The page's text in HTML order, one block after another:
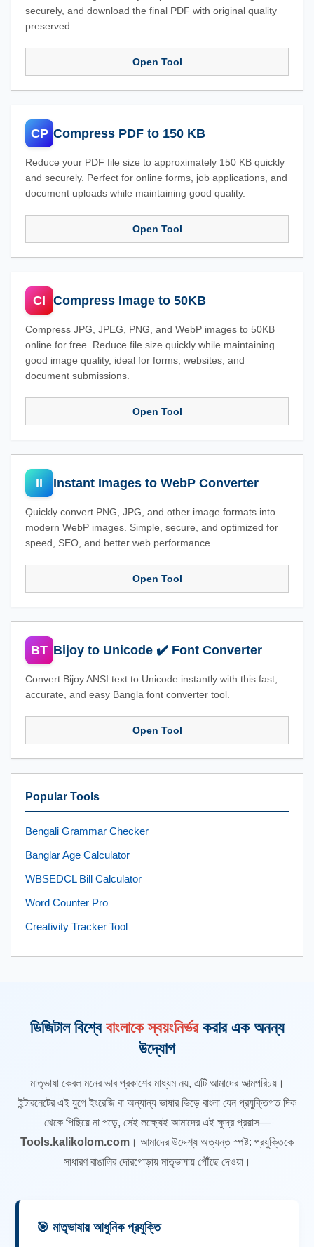
securely, and download the final PDF with original quality
preserved.
Open Tool
CP Compress PDF to 150 KB
Reduce your PDF file size to approximately 150 KB quickly
and securely. Perfect for online forms, job applications, and
document uploads while maintaining good quality.
Open Tool
CI Compress Image to 50KB
Compress JPG, JPEG, PNG, and WebP images to 50KB
online for free. Reduce file size quickly while maintaining
good image quality, ideal for forms, websites, and
document submissions.
Open Tool
II Instant Images to WebP Converter
Quickly convert PNG, JPG, and other image formats into
modern WebP images. Simple, secure, and optimized for
speed, SEO, and better web performance.
Open Tool
BT Bijoy to Unicode ✔️ Font Converter
Convert Bijoy ANSI text to Unicode instantly with this fast,
accurate, and easy Bangla font converter tool.
Open Tool
Popular Tools
Bengali Grammar Checker
Banglar Age Calculator
WBSEDCL Bill Calculator
Word Counter Pro
Creativity Tracker Tool
ডিজিটাল বিশ্বে বাংলাকে স্বয়ংনির্ভরকরার এক অনন্য
উদ্যোগ
মাতৃভাষা কেবল মনের ভাব প্রকাশের মাধ্যম নয়, এটি আমাদের আত্মপরিচয়।
ইন্টারনেটের এই যুগে ইংরেজি বা অন্যান্য ভাষার ভিড়ে বাংলা যেন প্রযুক্তিগত দিক
থেকে পিছিয়ে না পড়ে, সেই লক্ষ্যেই আমাদের এই ক্ষুদ্র প্রয়াস—
Tools.kalikolom.com । আমাদের উদ্দেশ্য অত্যন্ত স্পষ্ট: প্রযুক্তিকে
সাধারণ বাঙালির দোরগোড়ায় মাতৃভাষায় পৌঁছে দেওয়া।
🎯 মাতৃভাষায় আধুনিক প্রযুক্তি